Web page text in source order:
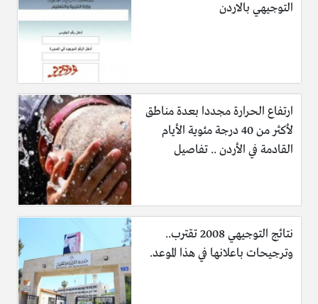
التوجيهي بالاردن
ارتفاع الحرارة مجددا بعدة مناطق
لأكثر من 40 درجة مئوية الأيام
القادمة في الأردن .. تفاصيل
نتائج التوجيهي 2008 تقترب..
وترجيحات باعلانها في هذا الموعد.